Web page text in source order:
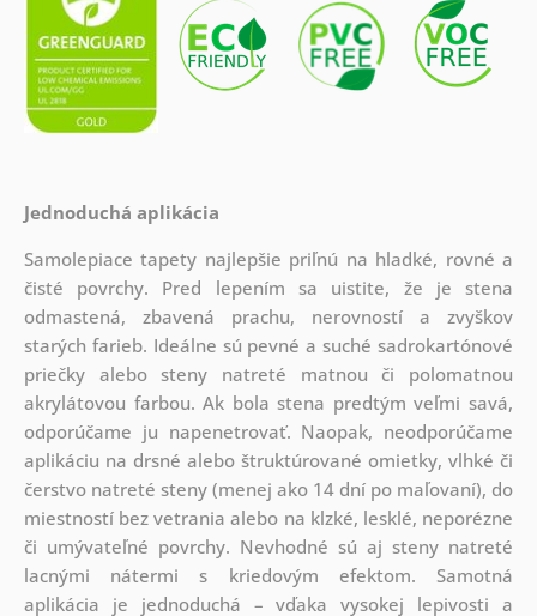
Jednoduchá aplikácia
Samolepiace tapety najlepšie priľnú na hladké, rovné a
čisté povrchy. Pred lepením sa uistite, že je stena
odmastená, zbavená prachu, nerovností a zvyškov
starých farieb. Ideálne sú pevné a suché sadrokartónové
priečky alebo steny natreté matnou či polomatnou
akrylátovou farbou. Ak bola stena predtým veľmi savá,
odporúčame ju napenetrovať. Naopak, neodporúčame
aplikáciu na drsné alebo štruktúrované omietky, vlhké či
čerstvo natreté steny (menej ako 14 dní po maľovaní), do
miestností bez vetrania alebo na klzké, lesklé, neporézne
či umývateľné povrchy. Nevhodné sú aj steny natreté
lacnými nátermi s kriedovým efektom. Samotná
aplikácia je jednoduchá – vďaka vysokej lepivosti a